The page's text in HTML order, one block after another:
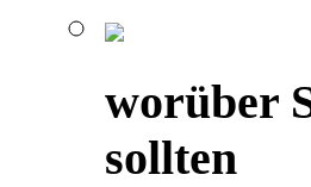
worüber
sollten